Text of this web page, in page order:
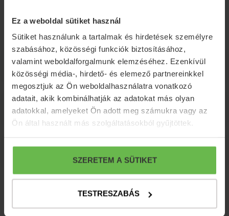
Ez a weboldal sütiket használ
Sütiket használunk a tartalmak és hirdetések személyre
szabásához, közösségi funkciók biztosításához,
valamint weboldalforgalmunk elemzéséhez. Ezenkívül
közösségi média-, hirdető- és elemező partnereinkkel
megosztjuk az Ön weboldalhasználatra vonatkozó
adatait, akik kombinálhatják az adatokat más olyan
adatokkal, amelyeket Ön adott meg számukra vagy az
Ön által használt más szolgáltatásokból gyűjtöttek.
SZERETEM A SÜTIKET
TESTRESZABÁS
Korlátlan internet használat
További információk
Lemondási feltételek
Fizetési feltételek